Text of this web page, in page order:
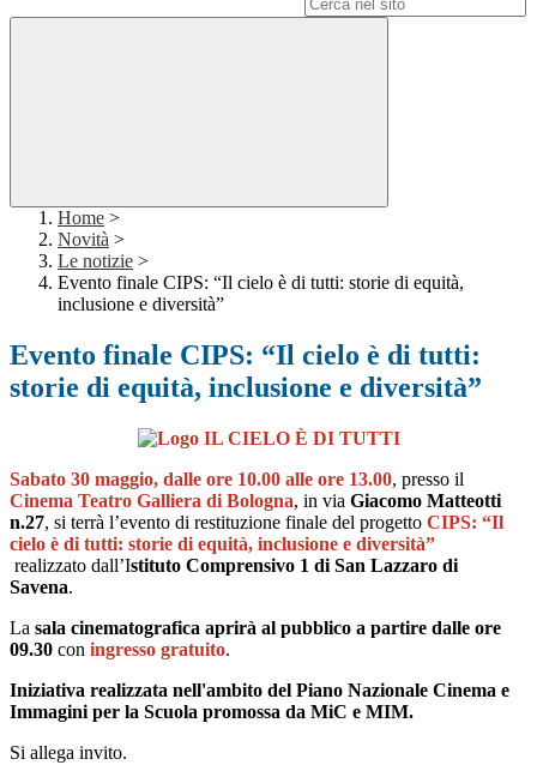
Home >
Novità >
Le notizie >
Evento finale CIPS: “Il cielo è di tutti: storie di equità,
inclusione e diversità”
Evento finale CIPS: “Il cielo è di tutti:
storie di equità, inclusione e diversità”
Sabato 30 maggio, dalle ore 10.00 alle ore 13.00, presso il
Cinema Teatro Galliera di Bologna, in via Giacomo Matteotti
n.27, si terrà l’evento di restituzione finale del progetto CIPS: “Il
cielo è di tutti: storie di equità, inclusione e diversità”
realizzato dall’Istituto Comprensivo 1 di San Lazzaro di
Savena.
La sala cinematografica aprirà al pubblico a partire dalle ore
09.30 con ingresso gratuito.
Iniziativa realizzata nell'ambito del Piano Nazionale Cinema e
Immagini per la Scuola promossa da MiC e MIM.
Si allega invito.